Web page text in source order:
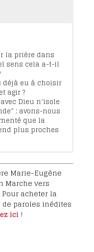
pour faire ta
être.
de le redire
ce don
cette prière,
de sa vie.
: une vie
et de prière.
; faites-nous
témoignage et
; Luc 10, 38-42.
: Je veux voir
du Carmel, p.
veux voir Dieu,
la prière dans
sens cela a-t-il
déjà eu à choisir
agir ?
Dieu n’isole
: avons-nous
que la
plus proches
Marie-Eugène
Marche vers
Pour acheter la
paroles inédites
ici !